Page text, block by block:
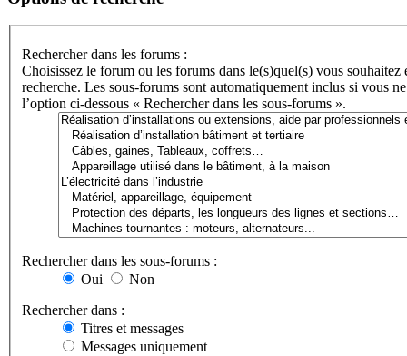
Rechercher dans les forums :
Choisissez le forum ou les forums dans le(s)quel(s) vous souhaitez
recherche. Les sous-forums sont automatiquement inclus si vous
l’option ci-dessous « Rechercher dans les sous-forums ».
Rechercher dans les sous-forums :
Oui
Non
Rechercher dans :
Titres et messages
Messages uniquement